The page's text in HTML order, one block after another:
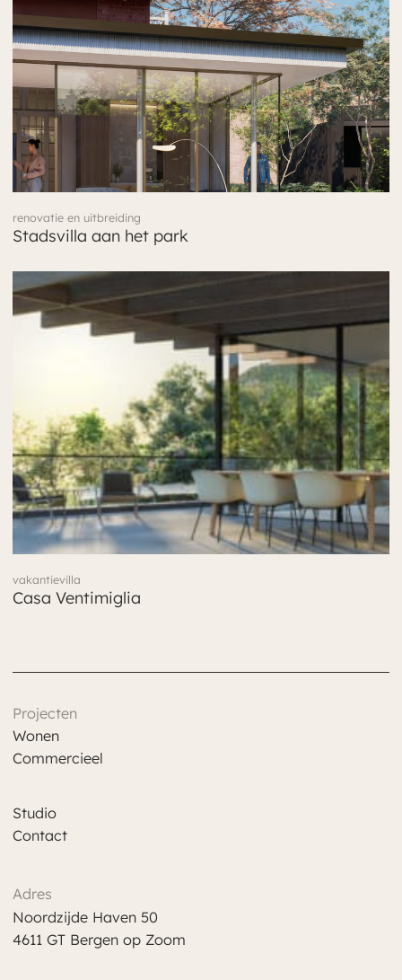
renovatie en uitbreiding
Stadsvilla aan het park
vakantievilla
Casa Ventimiglia
Projecten
Wonen
Commercieel
Studio
Contact
Adres
Noordzijde Haven 50
4611 GT Bergen op Zoom